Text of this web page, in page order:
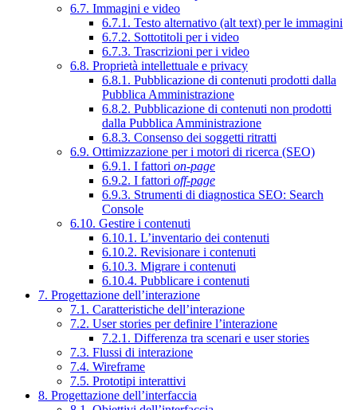
6.7. Immagini e video
6.7.1. Testo alternativo (alt text) per le immagini
6.7.2. Sottotitoli per i video
6.7.3. Trascrizioni per i video
6.8. Proprietà intellettuale e privacy
6.8.1. Pubblicazione di contenuti prodotti dalla
Pubblica Amministrazione
6.8.2. Pubblicazione di contenuti non prodotti
dalla Pubblica Amministrazione
6.8.3. Consenso dei soggetti ritratti
6.9. Ottimizzazione per i motori di ricerca (SEO)
6.9.1. I fattori on-page
6.9.2. I fattori off-page
6.9.3. Strumenti di diagnostica SEO: Search
Console
6.10. Gestire i contenuti
6.10.1. L’inventario dei contenuti
6.10.2. Revisionare i contenuti
6.10.3. Migrare i contenuti
6.10.4. Pubblicare i contenuti
7. Progettazione dell’interazione
7.1. Caratteristiche dell’interazione
7.2. User stories per definire l’interazione
7.2.1. Differenza tra scenari e user stories
7.3. Flussi di interazione
7.4. Wireframe
7.5. Prototipi interattivi
8. Progettazione dell’interfaccia